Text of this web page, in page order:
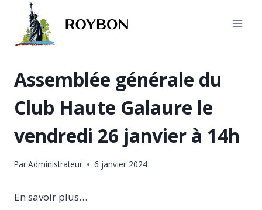
contenu
Assemblée générale du
Club Haute Galaure le
vendredi 26 janvier à 14h
ParAdministrateur 6 janvier 2024
En savoir plus…